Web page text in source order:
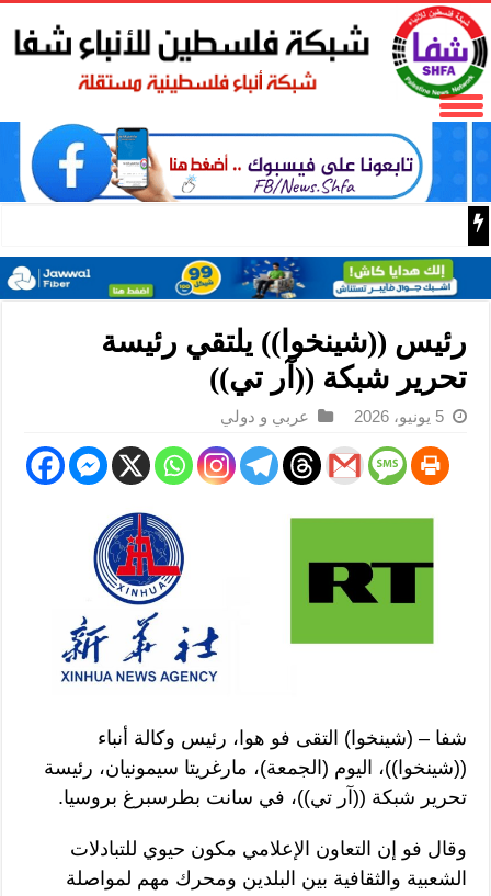
د. مجدلاني: النظام السياسي بحاجة لتجديد الشرعية عبر
رئيس ((شينخوا)) يلتقي رئيسة
تحرير شبكة ((آر تي))
5 يونيو، 2026 عربي و دولي
شفا – (شينخوا) التقى فو هوا، رئيس وكالة أنباء
((شينخوا))، اليوم (الجمعة)، مارغريتا سيمونيان، رئيسة
تحرير شبكة ((آر تي))، في سانت بطرسبرغ بروسيا.
وقال فو إن التعاون الإعلامي مكون حيوي للتبادلات
الشعبية والثقافية بين البلدين ومحرك مهم لمواصلة